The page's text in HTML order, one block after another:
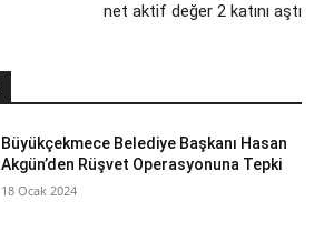
net aktif değer 2 katını aştı
Büyükçekmece Belediye Başkanı Hasan
Akgün’den Rüşvet Operasyonuna Tepki
18 Ocak 2024